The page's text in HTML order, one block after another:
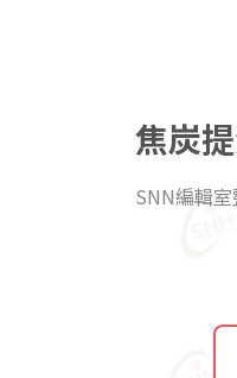
焦炭
SNN編輯